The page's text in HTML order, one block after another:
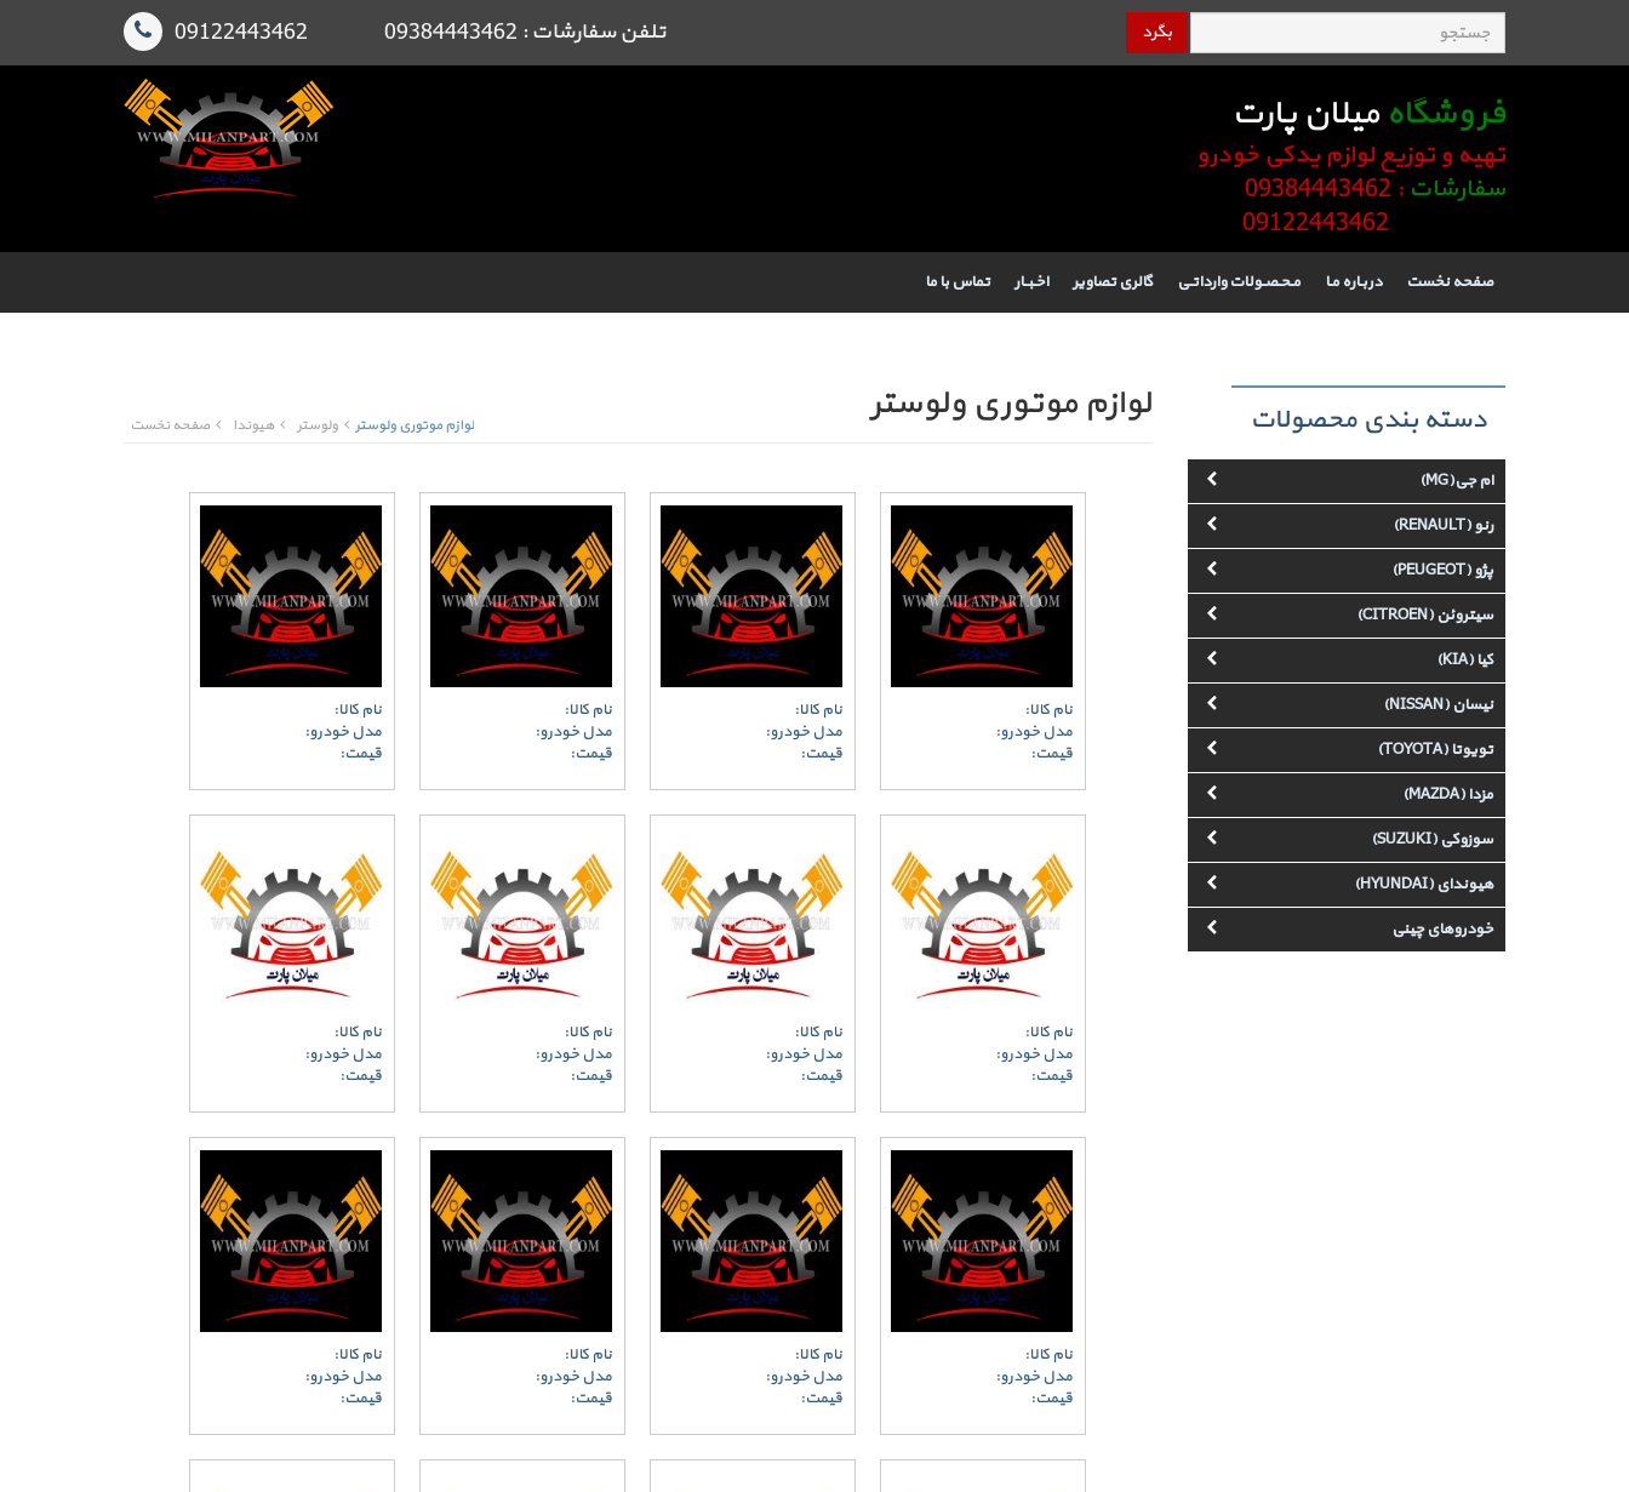
بگرد تلفن سفارشات : 09384443462 09122443462
فروشگاه میلان پارت
تهیه و توزیع لوازم یدکی خودرو
سفارشات : 09384443462
صفحه نخست دربـاره مـا مـحـصـولات وارداتـی گالری تصاویر اخـبــار تماس با ما
دسته بندی محصولات
ام جی(MG)
رنو (RENAULT)
پژو (PEUGEOT)
سیتروئن (CITROEN)
کیا (KIA)
نیسان (NISSAN)
تویوتا (TOYOTA)
مزدا (MAZDA)
سوزوکی (SUZUKI)
هیوندای (HYUNDAI)
خودروهای چینی
لوازم موتوری ولوستر صفحه نخست هیوندا ولوستر لوازم موتوری ولوستر
نام کالا:
مدل خودرو:
قیمت:
نام کالا:
مدل خودرو:
قیمت:
نام کالا:
مدل خودرو:
قیمت:
نام کالا:
مدل خودرو:
قیمت:
نام کالا:
مدل خودرو:
قیمت:
نام کالا:
مدل خودرو:
قیمت:
نام کالا:
مدل خودرو:
قیمت:
نام کالا:
مدل خودرو:
قیمت:
نام کالا:
مدل خودرو:
قیمت:
نام کالا:
مدل خودرو:
قیمت:
نام کالا:
مدل خودرو:
قیمت:
نام کالا:
مدل خودرو:
قیمت: